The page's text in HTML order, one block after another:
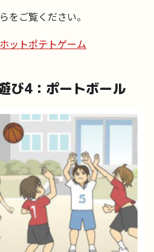
をご覧ください。
ットポテトゲーム
び4：ポートボール